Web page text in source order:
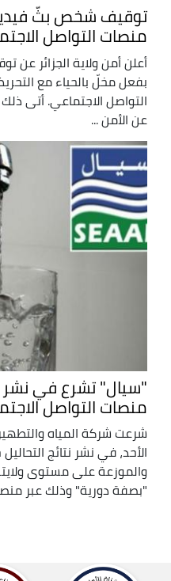
توقيف شخص بثّ
منصات التواصل
أعلن أمن ولاية الجزائر
بفعل مخلّ بالحياء مع
التواصل الاجتماعي. أتى ذلك
عن الأمن ...
"سيال" تشرع في نشر
منصات التواصل
شرعت شركة المياه والتطهير
الأحد، في نشر نتائج
والموزعة على مستوى ولايتي
"بصفة دورية" وذلك عبر